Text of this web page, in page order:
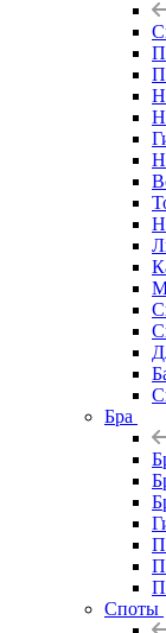
Бра
Споты